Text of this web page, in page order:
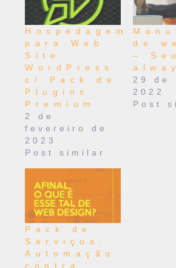
Hospedagem
para Web
Site
WordPress
c/ Pack de
Plugins
Premium
2 de
fevereiro de
2023
Post similar
de
–
29 de
2022
Post
Pack de
Serviços:
Automação
contra